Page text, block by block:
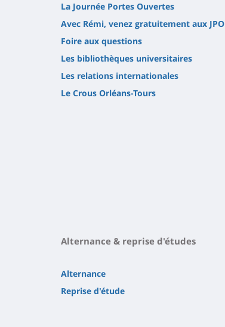
La Journée Portes Ouvertes
Avec Rémi, venez gratuitement aux JPO
Foire aux questions
Les bibliothèques universitaires
Les relations internationales
Le Crous Orléans-Tours
Alternance & reprise d'études
Alternance
Reprise d'étude